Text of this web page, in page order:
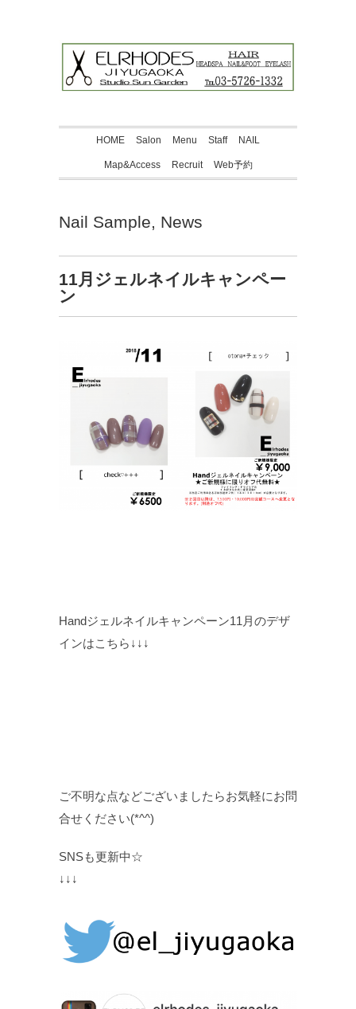
HOME Salon Menu Staff NAIL
Map&Access Recruit Web予約
Nail Sample, News
11月ジェルネイルキャンペー
ン
Handジェルネイルキャンペーン11月のデザ
インはこちら↓↓↓
ご不明な点などございましたらお気軽にお問
合せください(*^^)
SNSも更新中☆
↓↓↓